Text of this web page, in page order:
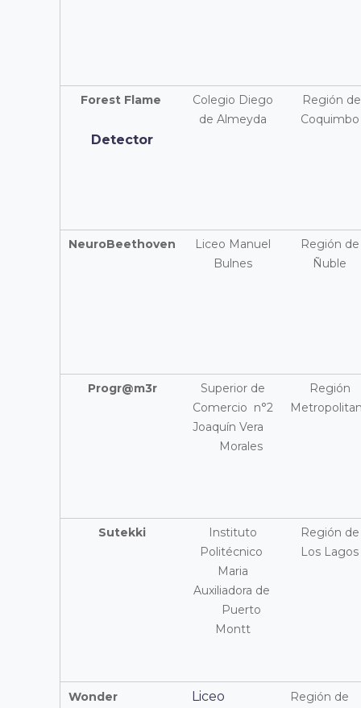
Forest Flame
Detector
Colegio Diego
de Almeyda
Región de
Coquimbo
NeuroBeethoven
Liceo Manuel
Bulnes
Región de
Ñuble
Progr@m3r
Superior de
Comercio n°2
Joaquín Vera
Morales
Región
Sutekki
Instituto
Politécnico
Maria
Auxiliadora de
Puerto
Montt
Región de
Los Lagos
Wonder
Liceo
Región de